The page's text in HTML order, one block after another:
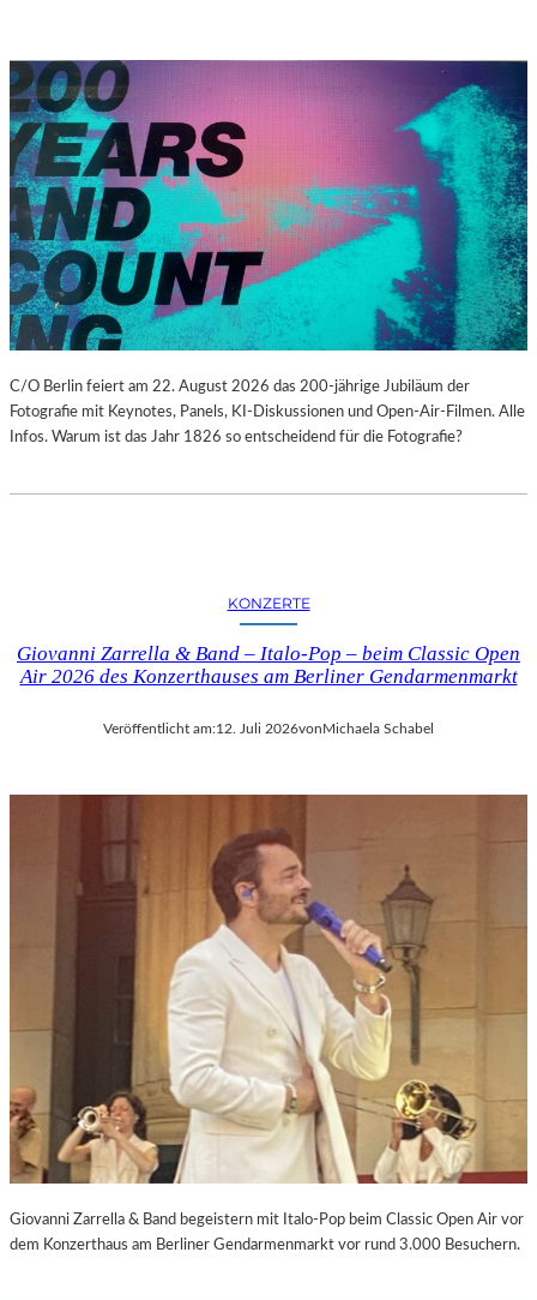
C/O Berlin feiert am 22. August 2026 das 200-jährige Jubiläum der
Fotografie mit Keynotes, Panels, KI-Diskussionen und Open-Air-Filmen. Alle
Infos. Warum ist das Jahr 1826 so entscheidend für die Fotografie?
KONZERTE
Giovanni Zarrella & Band – Italo-Pop – beim Classic Open
Air 2026 des Konzerthauses am Berliner Gendarmenmarkt
Veröffentlicht am:12. Juli 2026von Michaela Schabel
Giovanni Zarrella & Band begeistern mit Italo-Pop beim Classic Open Air vor
dem Konzerthaus am Berliner Gendarmenmarkt vor rund 3.000 Besuchern.